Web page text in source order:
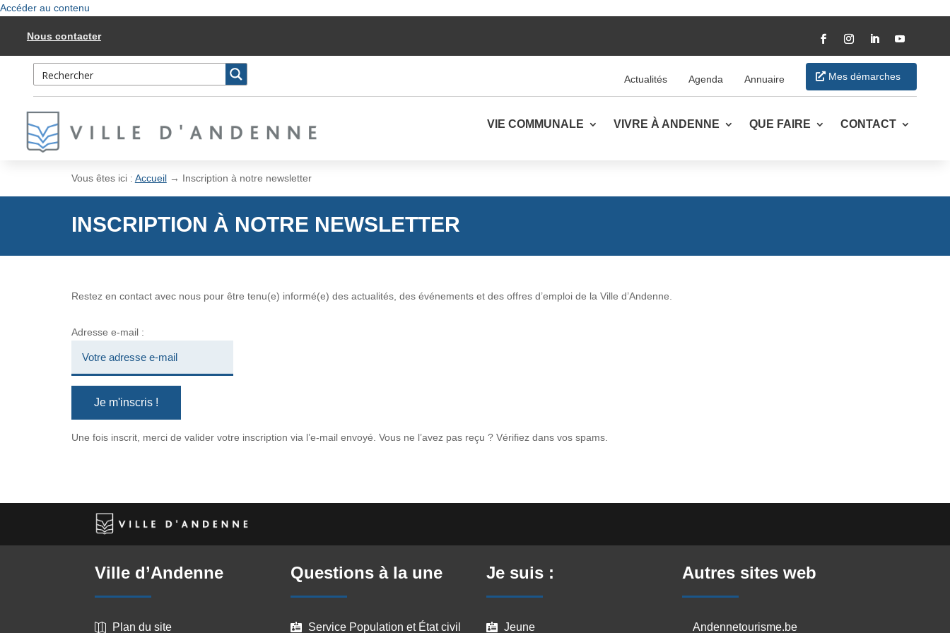
Accéder au contenu
Nous contacter
Actualités Agenda Annuaire Mes démarches
VIE COMMUNALE VIVRE À ANDENNE QUE FAIRE CONTACT
Vous êtes ici : Accueil→ Inscription à notre newsletter
INSCRIPTION À NOTRE NEWSLETTER
Restez en contact avec nous pour être tenu(e) informé(e) des actualités, des événements et des offres d’emploi de la Ville d’Andenne.
Adresse e-mail :
Une fois inscrit, merci de valider votre inscription via l’e-mail envoyé. Vous ne l’avez pas reçu ? Vérifiez dans vos spams.
Ville d’Andenne
 Plan du site
Questions à la une
 Service Population et État civil
Je suis :
 Jeune
Autres sites web
Andennetourisme.be